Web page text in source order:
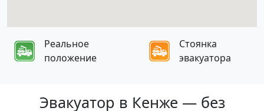
Реальное
положение
Стоянка
эвакуатора
Эвакуатор в Кенже — без